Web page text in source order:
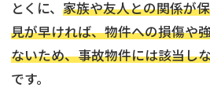
とくに、 家族や友人との関係が
見が早ければ、物件への損傷や
ないため、事故物件には該当し
です。